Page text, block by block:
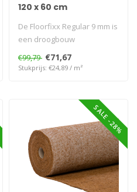
120 x 60 cm
De Floorfixx Regular 9 mm is
een droogbouw
egalisatiesysteem dat zorgt
voor een ..
€99,79 €71,67
Stukprijs: €24,89 / m²
SALE -28%